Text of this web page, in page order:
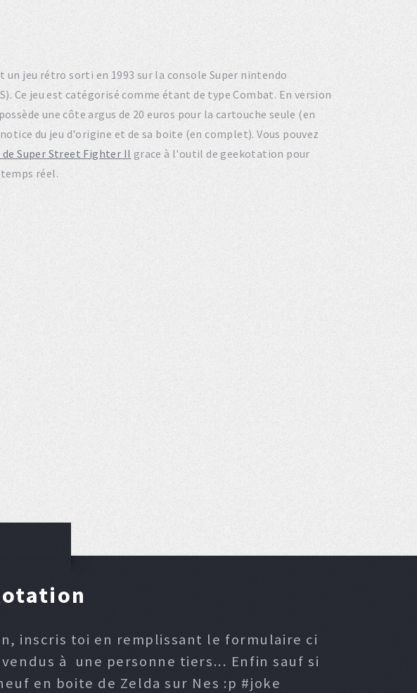
un jeu rétro sorti en 1993 sur la console Super nintendo
Ce jeu est catégorisé comme étant de type Combat. En version
une côte argus de 20 euros pour la cartouche seule (en
du jeu d'origine et de sa boite (en complet). Vous pouvez
Super Street Fighter II grace à l'outil de geekotation pour
réel.
inscris toi en remplissant le formulaire ci
à une personne tiers... Enfin sauf si
en boite de Zelda sur Nes :p #joke